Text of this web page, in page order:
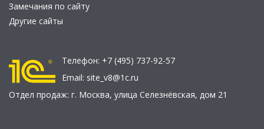
Замечания по сайту
Другие сайты
Телефон: +7 (495) 737-92-57
Email: site_v8@1c.ru
Отдел продаж: г. Москва, улица Селезнёвская, дом 21